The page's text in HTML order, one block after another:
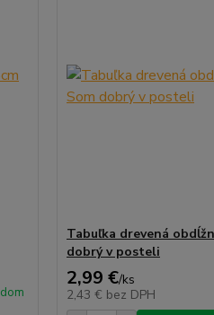
Tabuľka drevená
dobrý v posteli
2,99 €/ks
2,43 € bez DPH